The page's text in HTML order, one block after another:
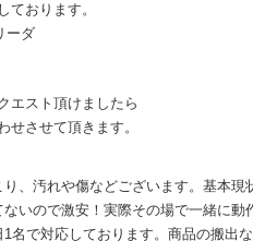
ております。
ーダ
エスト頂けましたら
せさせて頂きます。
、汚れや傷などございます。基本現
いので激安！実際その場で一緒に
名で対応しております。商品の搬出